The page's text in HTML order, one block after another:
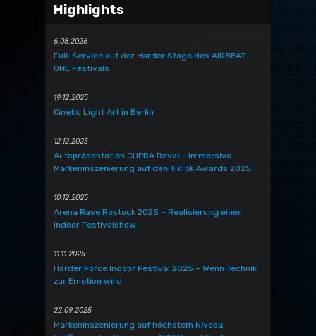
Highlights
6.08.2026
Full-Service auf der Harder Stage des AIRBEAT
ONE Festivals
19.12.2025
Kinetic Light Art in Berlin
12.12.2025
Autopräsentation CUPRA Raval – Immersive
Markeninszenierung auf den TikTok Awards 2025
10.12.2025
Arena Rave Rostock 2025 – Realisierung einer
Indoor Festivalshow
11.11.2025
Harder Force Indoor Festival 2025 – Wenn Technik
zur Emotion wird
22.09.2025
Markeninszenierung auf höchstem Niveau: